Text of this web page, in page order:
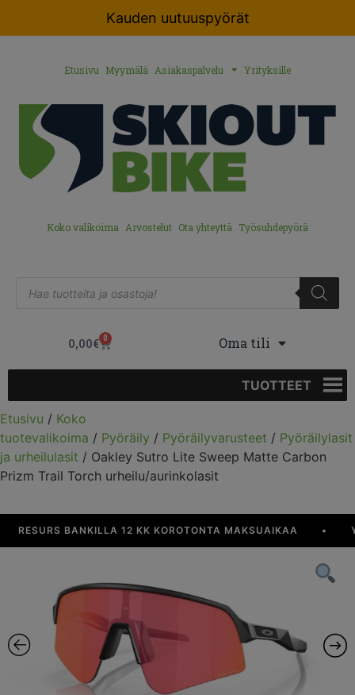
Kauden uutuuspyörät
Etusivu Myymälä Asiakaspalvelu Yrityksille
Koko valikoima Arvostelut Ota yhteyttä Työsuhdepyörä
0,00€ 0 Oma tili
TUOTTEET
Etusivu / Koko
tuotevalikoima / Pyöräily / Pyöräilyvarusteet / Pyöräilylasit
ja urheilulasit / Oakley Sutro Lite Sweep Matte Carbon
Prizm Trail Torch urheilu/aurinkolasit
RESURS BANKILLA 12 KK KOROTONTA MAKSUAIKAA